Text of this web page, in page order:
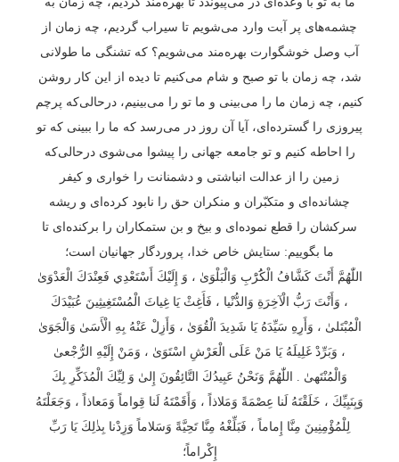
چشمه‌های پر آبت وارد می‌شویم تا سیراب گردیم، چه زمان از
آب وصل خوشگوارت بهره‌مند می‌شویم؟ که تشنگی ما طولانی
شد، چه زمان با تو صبح و شام می‌کنیم تا دیده از این کار روشن
کنیم، چه زمان ما را می‌بینی و ما تو را می‌بینیم، درحالی‌که پرچم
پیروزی را گسترده‌ای، آیا آن روز در می‌رسد که ما را ببینی که تو
را احاطه کنیم و تو جامعه جهانی را پیشوا می‌شوی درحالی‌که
زمین را از عدالت انباشتی و دشمنانت را خواری و کیفر
چشانده‌ای و متکبّران و منکران حق را نابود کرده‌ای و ریشه
سرکشان را قطع نموده‌ای و بیخ و بن ستمکاران را برکنده‌ای تا
ما بگوییم: ستایش خاص خدا، پروردگار جهانیان است؛
اللّٰهُمَّ أَنْتَ كَشَّافُ الْكَُرَْبِ وَالْبَلْوَىٰ ، وَ إِلَيْكَ أَسْتَعْدِي فَعِنْدَكَ الْعَدْوَىٰ
، وَأَنْتَ رَبُّ الْآخِرَةِ وَالدُّنْيا ، فَأَغِثْ يَا غِياثَ الْمُسْتَغِيثِينَ عُبَيْدَكَ
الْمُبْتَلىٰ ، وَأَرِهِ سَيِّدَهُ يَا شَدِيدَ الْقُوَىٰ ، وَأَزِلْ عَنْهُ بِهِ الْأَسَىٰ وَالْجَوَىٰ
، وَبَرِّدْ غَلِيلَهُ يَا مَنْ عَلَى الْعَرْشِ اسْتَوَىٰ ، وَمَنْ إِلَيْهِ الرُّجْعىٰ
وَالْمُنْتَهىٰ . اللّٰهُمَّ وَنَحْنُ عَبِيدُكَ التَّائِقُونَ إِلىٰ وَ لِيِّكَ الْمُذَكِّرِ بِكَ
وَبِنَبِيِّكَ ، خَلَقْتَهُ لَنا عِصْمَةً وَمَلاذاً ، وَأَقَمْتَهُ لَنا قِواماً وَمَعاذاً ، وَجَعَلْتَهُ
لِلْمُؤْمِنِينَ مِنَّا إِماماً ، فَبَلِّغْهُ مِنَّا تَحِيَّةً وَسَلاماً وَزِدْنا بِذٰلِكَ يَا رَبِّ
إِكْراماً؛